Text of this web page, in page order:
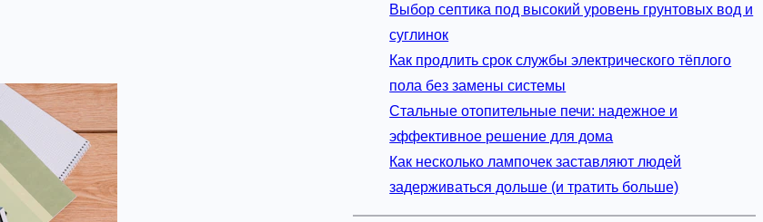
Выбор септика под высокий уровень грунтовых вод и
суглинок
Как продлить срок службы электрического тёплого
пола без замены системы
Стальные отопительные печи: надежное и
эффективное решение для дома
Как несколько лампочек заставляют людей
задерживаться дольше (и тратить больше)